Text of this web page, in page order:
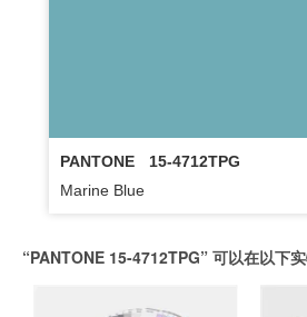
PANTONE
15-4712TPG
Marine Blue
“PANTONE 15-4712TPG” 可以在以下